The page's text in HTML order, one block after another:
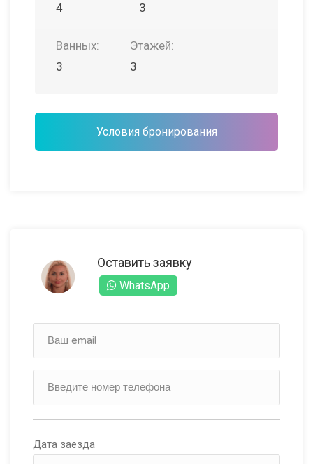
4
3
Ванных:
3
Этажей:
3
Условия бронирования
Оставить заявку
WhatsApp
Дата заезда